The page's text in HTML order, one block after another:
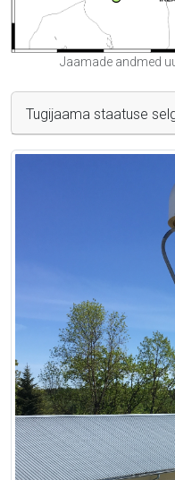
Jaamade andmed
Tugijaama staatuse